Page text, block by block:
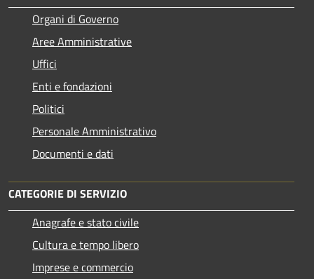
Organi di Governo
Aree Amministrative
Uffici
Enti e fondazioni
Politici
Personale Amministrativo
Documenti e dati
CATEGORIE DI SERVIZIO
Anagrafe e stato civile
Cultura e tempo libero
Imprese e commercio